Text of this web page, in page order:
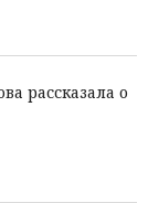
рассказала о